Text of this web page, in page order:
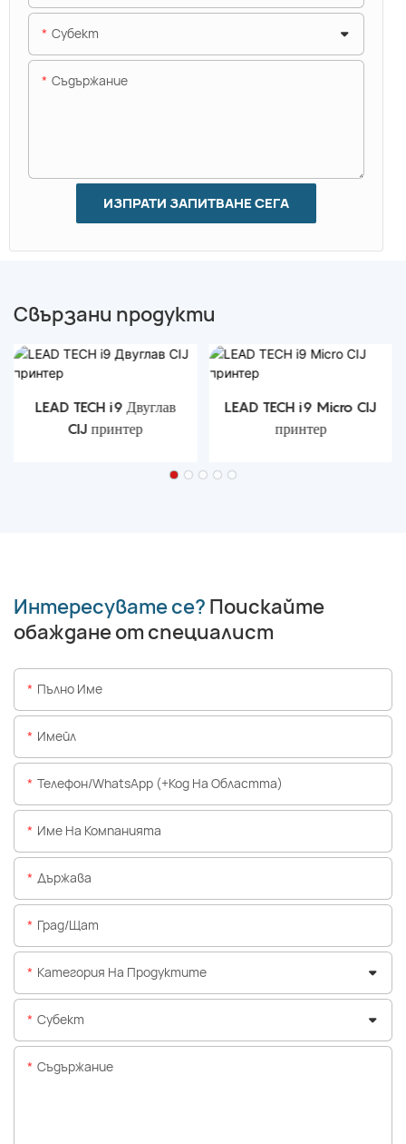
Субект
Съдържание
ИЗПРАТИ ЗАПИТВАНЕ СЕГА
Свързани продукти
LEAD TECH i9 Двуглав
CIJ принтер
LEAD TECH i9 Micro CIJ
принтер
Интересувате се? Поискайте
обаждане от специалист
Пълно Име
Имейл
Телефон/WhatsApp (+Код На Областта)
Име На Компанията
Държава
Град/щат
Категория На Продуктите
Субект
Съдържание